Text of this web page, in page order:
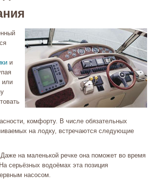
и
или
комфорту. В числе обязательных
на лодку, встречаются следующие
на маленькой речке она поможет во время
серьёзных водоёмах эта позиция
насосом.